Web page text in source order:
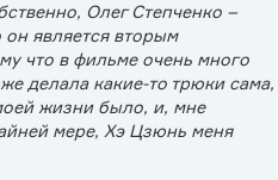
Олег Степченко –
является вторым
что в фильме очень много
делала какие-то трюки сама,
жизни было, и, мне
мере, Хэ Цзюнь меня